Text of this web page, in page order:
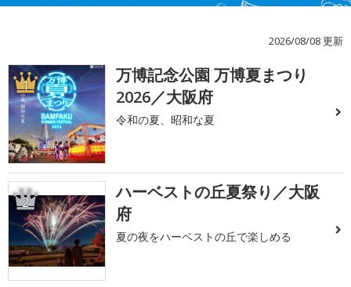
2026/08/08 更新
1
万博記念公園 万博夏まつり
2026／大阪府
令和の夏、昭和な夏
2
ハーベストの丘夏祭り／大阪
府
夏の夜をハーベストの丘で楽しめる